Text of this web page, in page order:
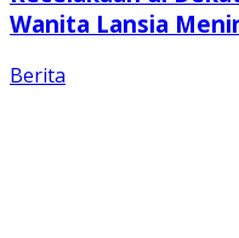
Wanita Lansia
Berita